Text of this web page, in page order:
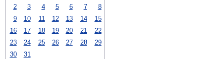
2
3 4 5 6 7
8
9
10 11 12 13 14
15
16
17 18 19 20 21
22
23
24 25 26 27 28
29
30
31